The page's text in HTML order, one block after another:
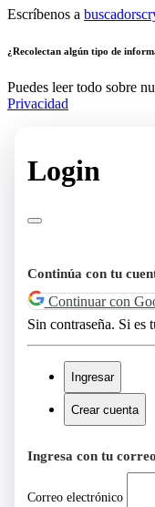
Escríbenos a
¿Recolectan algún tipo de
Puedes leer todo sobre
Privacidad
Login
Continúa con tu
Continuar con
Sin contraseña. Si es
Ingresar
Crear cuenta
Ingresa con tu
Correo electrónico